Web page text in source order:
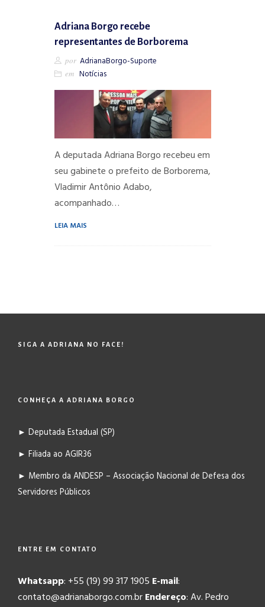
Adriana Borgo recebe
representantes de Borborema
por AdrianaBorgo-Suporte
em Notícias
A deputada Adriana Borgo recebeu em
seu gabinete o prefeito de Borborema,
Vladimir Antônio Adabo,
acompanhado…
LEIA MAIS
SIGA A ADRIANA NO FACE!
CONHEÇA A ADRIANA BORGO
► Deputada Estadual (SP)
► Filiada ao AGIR36
► Membro da ANDESP – Associação Nacional de Defesa dos
Servidores Públicos
ENTRE EM CONTATO
Whatsapp: +55 (19) 99 317 1905 E-mail:
contato@adrianaborgo.com.brEndereço: Av. Pedro